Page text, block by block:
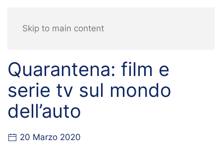
Skip to main content
Quarantena: film e
serie tv sul mondo
dell’auto
20 Marzo 2020